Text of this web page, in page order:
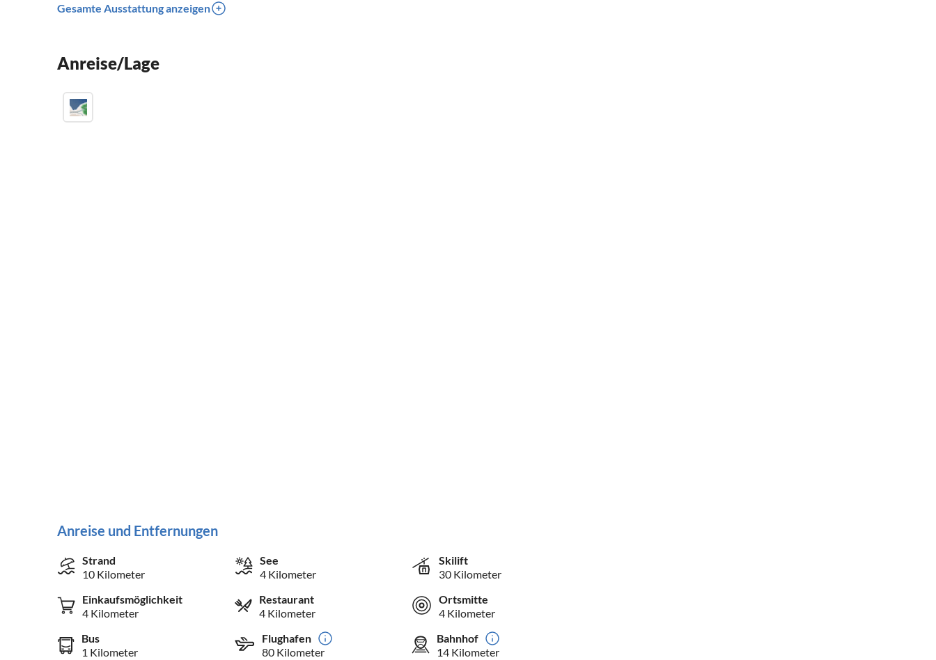
Gesamte Ausstattung anzeigen
Anreise/Lage
Anreise und Entfernungen
Strand
10 Kilometer
See
4 Kilometer
Skilift
30 Kilometer
Einkaufsmöglichkeit
4 Kilometer
Restaurant
4 Kilometer
Ortsmitte
4 Kilometer
Bus
1 Kilometer
Flughafen
80 Kilometer
Bahnhof
14 Kilometer